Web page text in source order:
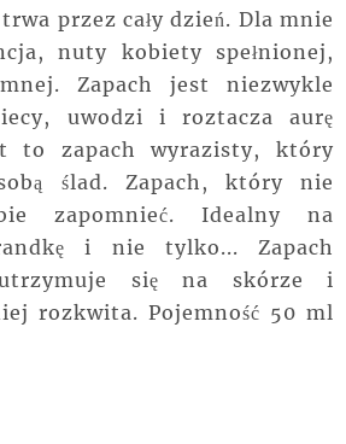
przez cały dzień. Dla mnie
nuty kobiety spełnionej,
Zapach jest niezwykle
uwodzi i roztacza aurę
to zapach wyrazisty, który
ślad. Zapach, który nie
zapomnieć. Idealny na
i nie tylko... Zapach
się na skórze i
rozkwita. Pojemność 50 ml